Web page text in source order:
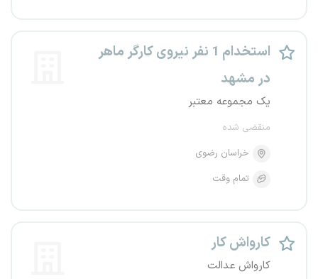
استخدام 1 نفر نیروی کارگر ماهر
در مشهد
یک مجموعه معتبر
منقضی شده
خراسان رضوی
تمام وقت
کارواش کار
کارواش عدالت